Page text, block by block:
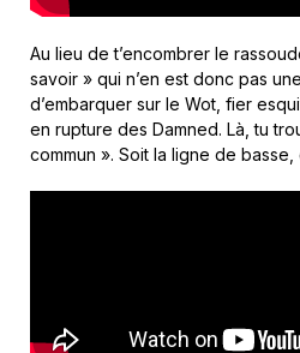
Au lieu de t’encombrer le
savoir » qui n’en est donc pas
d’embarquer sur le Wot, fier
en rupture des Damned. Là, tu
commun ». Soit la ligne de basse,